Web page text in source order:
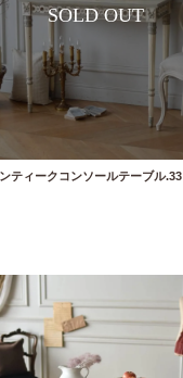
ティークコンソールテーブル.33